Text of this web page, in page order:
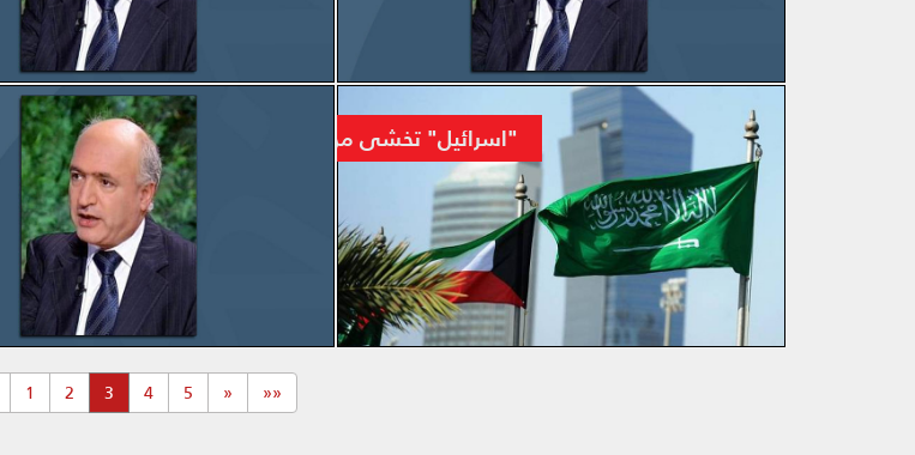
"اسرائيل" تخشى من تغيير #الكويت لقناعة #السعودية بشأن
المزيد
1 2 3
(current) 4 5 « ««